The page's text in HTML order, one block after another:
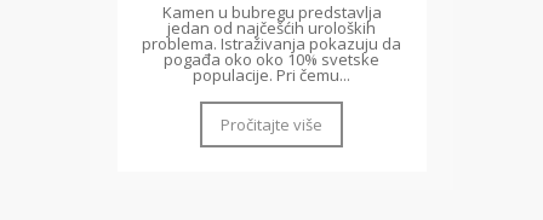
Kamen u bubregu predstavlja
jedan od najčešćih uroloških
problema. Istraživanja pokazuju da
pogađa oko oko 10% svetske
populacije. Pri čemu...
Pročitajte više